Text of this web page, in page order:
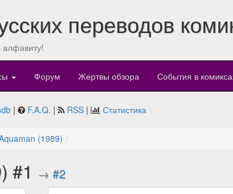
переводов
алфавиту!
Форум Жертвы обзора События в
| F.A.Q. | RSS | Статистика
(1989)
#1 → #2